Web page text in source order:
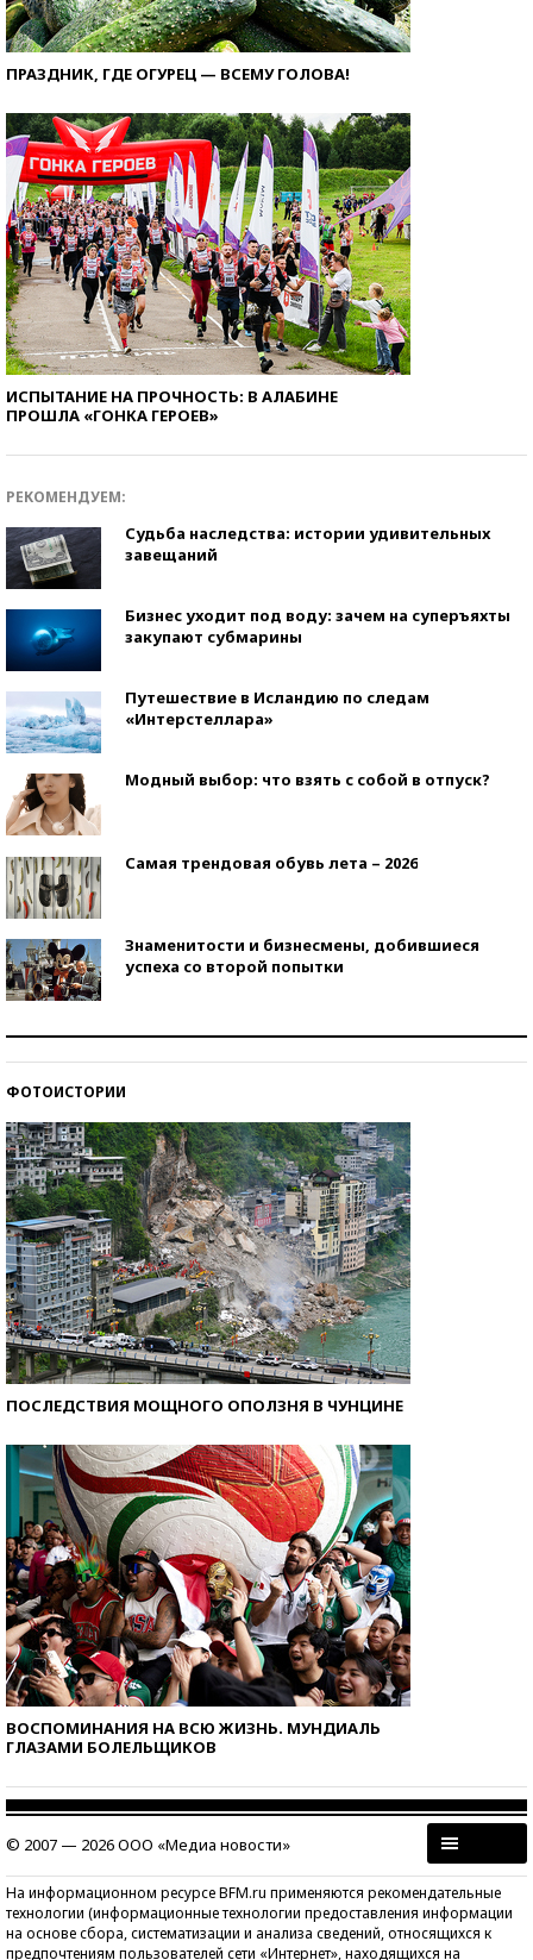
ПРАЗДНИК, ГДЕ ОГУРЕЦ — ВСЕМУ ГОЛОВА!
ИСПЫТАНИЕ НА ПРОЧНОСТЬ: В АЛАБИНЕ
ПРОШЛА «ГОНКА ГЕРОЕВ»
РЕКОМЕНДУЕМ:
Судьба наследства: истории удивительных
завещаний
Бизнес уходит под воду: зачем на суперъяхты
закупают субмарины
Путешествие в Исландию по следам
«Интерстеллара»
Модный выбор: что взять с собой в отпуск?
Самая трендовая обувь лета – 2026
Знаменитости и бизнесмены, добившиеся
успеха со второй попытки
ФОТОИСТОРИИ
ПОСЛЕДСТВИЯ МОЩНОГО ОПОЛЗНЯ В ЧУНЦИНЕ
ВОСПОМИНАНИЯ НА ВСЮ ЖИЗНЬ. МУНДИАЛЬ
ГЛАЗАМИ БОЛЕЛЬЩИКОВ
© 2007 — 2026 ООО «Медиа новости»
На информационном ресурсе BFM.ru применяются рекомендательные
технологии (информационные технологии предоставления информации
на основе сбора, систематизации и анализа сведений, относящихся к
предпочтениям пользователей сети «Интернет», находящихся на